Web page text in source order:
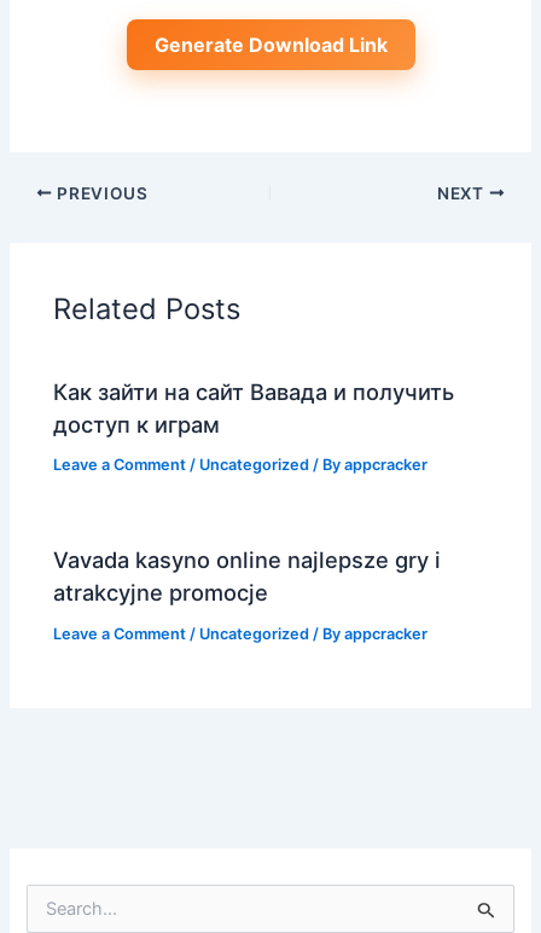
Generate Download Link
PREVIOUS NEXT
Related Posts
Как зайти на сайт Вавада и получить
доступ к играм
Leave a Comment / Uncategorized / Byappcracker
Vavada kasyno online najlepsze gry i
atrakcyjne promocje
Leave a Comment / Uncategorized / Byappcracker